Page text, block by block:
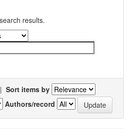
results.
| Sort items by
Authors/record